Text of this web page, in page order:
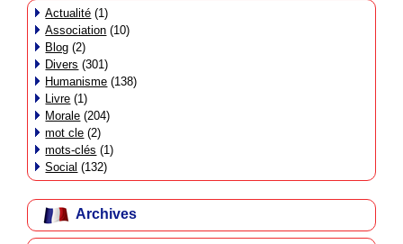
Actualité (1)
Association (10)
Blog (2)
Divers (301)
Humanisme (138)
Livre (1)
Morale (204)
mot cle (2)
mots-clés (1)
Social (132)
Archives